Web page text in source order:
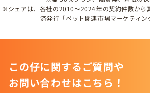
※シェアは、各社の2010～2024年の契約件数から
済発行「ペット関連市場マーケティ
この仔に関するご質問や
お問い合わせはこちら！